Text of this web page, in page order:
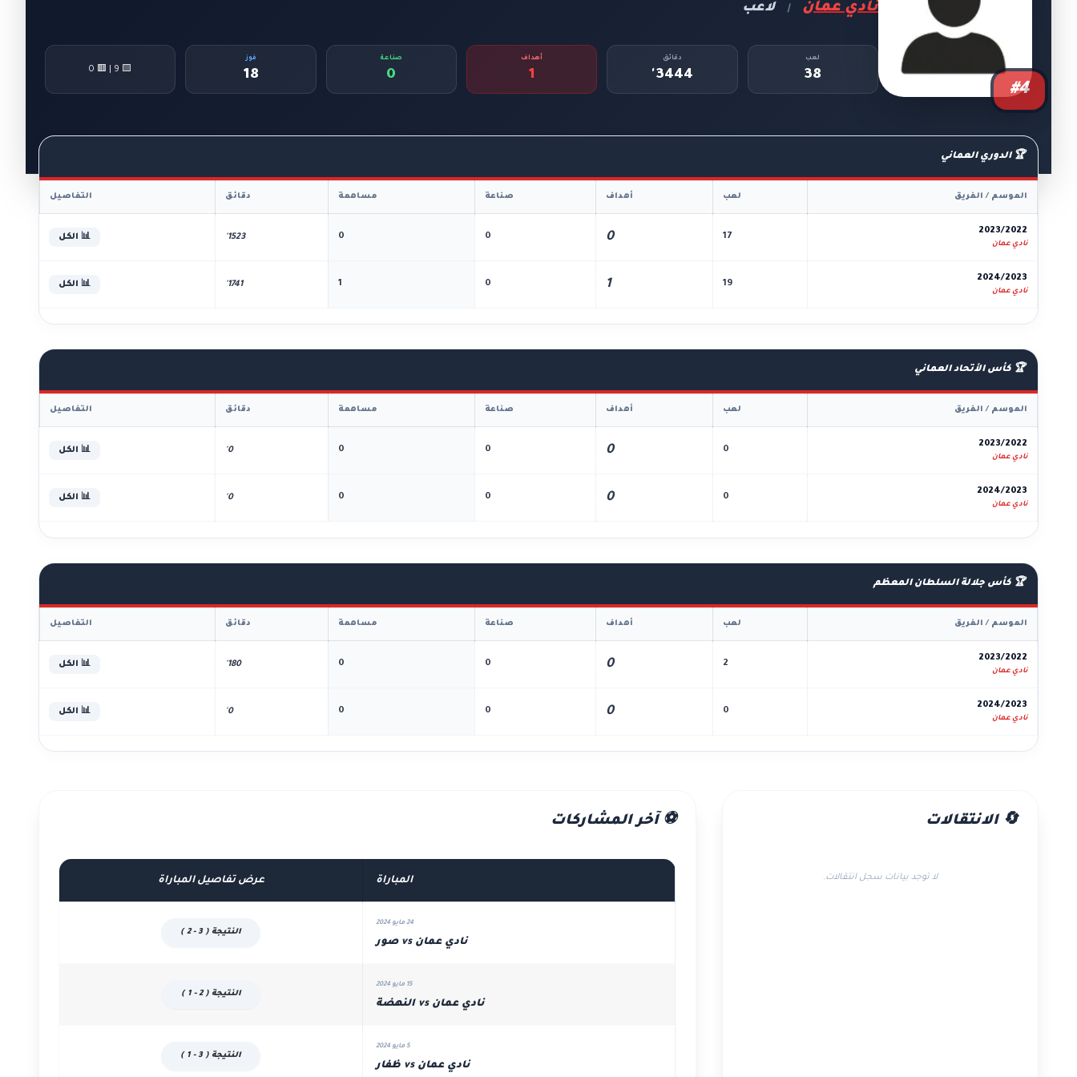
#4
نادي عمان | لاعب
لعب
38
دقائق
3444'
أهداف
1
صناعة
0
فوز
18
🟨 9 | 🟥 0
🏆 الدوري العماني
الموسم / الفريق لعب أهداف صناعة مساهمة دقائق التفاصيل
2023/2022
نادي عمان
17
0
0
0
1523' 📊 الكل
2024/2023
نادي عمان
19
1
0
1
1741' 📊 الكل
🏆 كأس الأتحاد العماني
الموسم / الفريق لعب أهداف صناعة مساهمة دقائق التفاصيل
2023/2022
نادي عمان
0
0
0
0
0' 📊 الكل
2024/2023
نادي عمان
0
0
0
0
0' 📊 الكل
🏆 كأس جلالة السلطان المعظم
الموسم / الفريق لعب أهداف صناعة مساهمة دقائق التفاصيل
2023/2022
نادي عمان
2
0
0
0
180' 📊 الكل
2024/2023
نادي عمان
0
0
0
0
0' 📊 الكل
🔄 الانتقالات
لا توجد بيانات سجل انتقالات.
⚽ آخر المشاركات
المباراة عرض تفاصيل المباراة
24 مايو 2024
نادي عمان vs صور
النتيجة ( 3 - 2 )
15 مايو 2024
نادي عمان vs النهضة
النتيجة ( 2 - 1 )
5 مايو 2024
نادي عمان vs ظفار
النتيجة ( 3 - 1 )